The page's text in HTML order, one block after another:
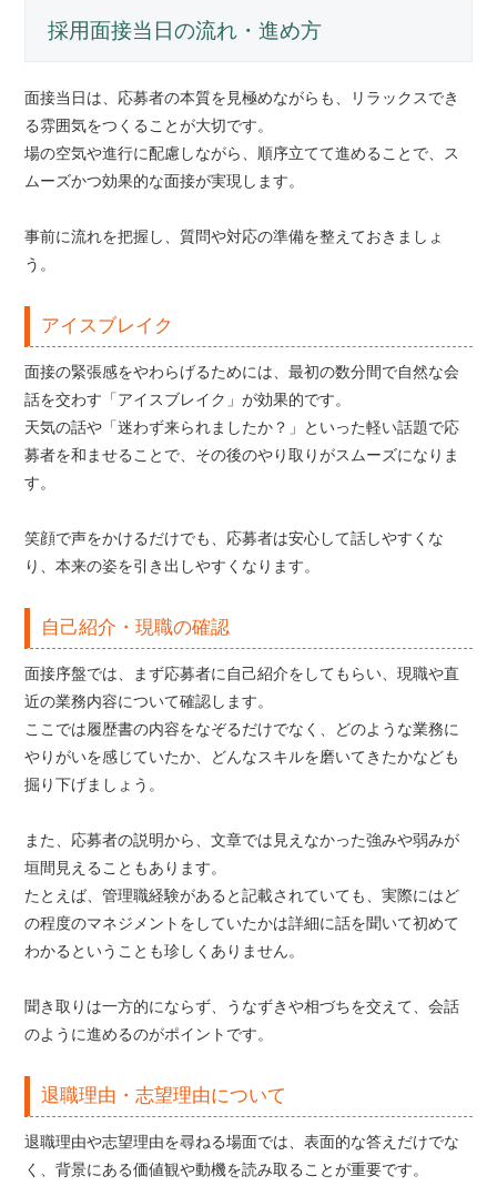
採用面接当日の流れ・進め方
面接当日は、応募者の本質を見極めながらも、リラックスでき
る雰囲気をつくることが大切です。
場の空気や進行に配慮しながら、順序立てて進めることで、ス
ムーズかつ効果的な面接が実現します。
事前に流れを把握し、質問や対応の準備を整えておきましょ
う。
アイスブレイク
面接の緊張感をやわらげるためには、最初の数分間で自然な会
話を交わす「アイスブレイク」が効果的です。
天気の話や「迷わず来られましたか？」といった軽い話題で応
募者を和ませることで、その後のやり取りがスムーズになりま
す。
笑顔で声をかけるだけでも、応募者は安心して話しやすくな
り、本来の姿を引き出しやすくなります。
自己紹介・現職の確認
面接序盤では、まず応募者に自己紹介をしてもらい、現職や直
近の業務内容について確認します。
ここでは履歴書の内容をなぞるだけでなく、どのような業務に
やりがいを感じていたか、どんなスキルを磨いてきたかなども
掘り下げましょう。
また、応募者の説明から、文章では見えなかった強みや弱みが
垣間見えることもあります。
たとえば、管理職経験があると記載されていても、実際にはど
の程度のマネジメントをしていたかは詳細に話を聞いて初めて
わかるということも珍しくありません。
聞き取りは一方的にならず、うなずきや相づちを交えて、会話
のように進めるのがポイントです。
退職理由・志望理由について
退職理由や志望理由を尋ねる場面では、表面的な答えだけでな
く、背景にある価値観や動機を読み取ることが重要です。